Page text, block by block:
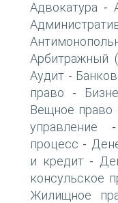
Адвокатура -
Арбитражный
Аудит -
право -
Вещное право
управление
процесс -
и кредит-
консульское
Жилищное